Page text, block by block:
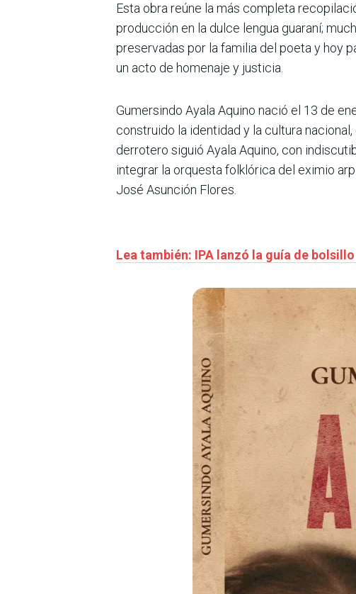
Esta obra reúne la más completa
producción en la dulce lengua guaraní;
preservadas por la familia del poeta y hoy
un acto de homenaje y justicia.
Gumersindo Ayala Aquino nació el 13 de
construido la identidad y la cultura
derrotero siguió Ayala Aquino, con
integrar la orquesta folklórica del eximio
José Asunción Flores.
Lea también: IPA lanzó la guía de